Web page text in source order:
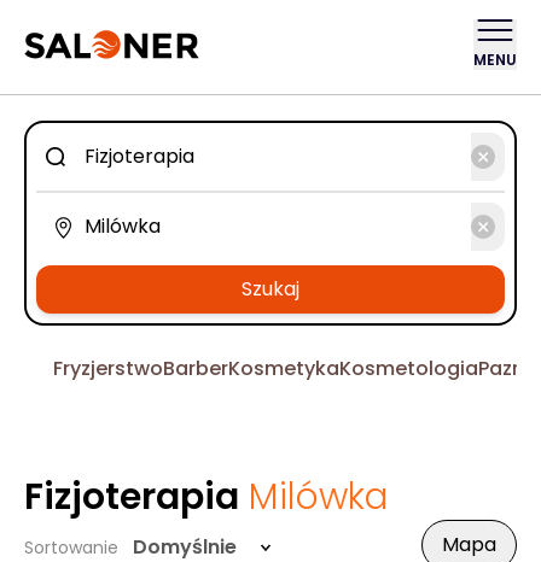
MENU
Szukaj
FryzjerstwoBarberKosmetykaKosmetologia
Fizjoterapia Milówka
Sortowanie Domyślnie Mapa